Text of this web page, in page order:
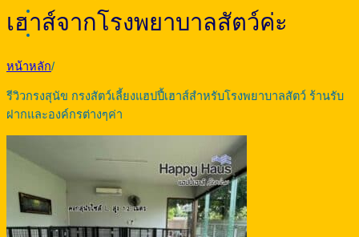
เฮาส์จากโรงพยาบาลสัตว์ค่ะ
หน้าหลัก/
รีวิวกรงสุนัข กรงสัตว์เลี้ยงแฮปปี้เฮาส์สำหรับโรงพยาบาลสัตว์ ร้านรับ
ฝากและองค์กรต่างๆค่า